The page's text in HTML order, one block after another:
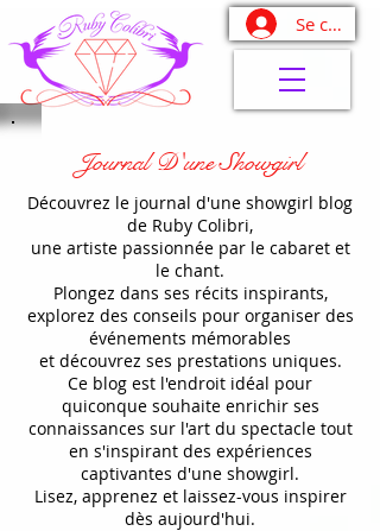
Se
Journal D'une Showgirl
Découvrez le journal d'une showgirl blog
de Ruby Colibri,
une artiste passionnée par le cabaret et
le chant.
Plongez dans ses récits inspirants,
explorez des conseils pour organiser des
événements mémorables
et découvrez ses prestations uniques.
Ce blog est l'endroit idéal pour
quiconque souhaite enrichir ses
connaissances sur l'art du spectacle tout
en s'inspirant des expériences
captivantes d'une showgirl.
Lisez, apprenez et laissez-vous inspirer
dès aujourd'hui.